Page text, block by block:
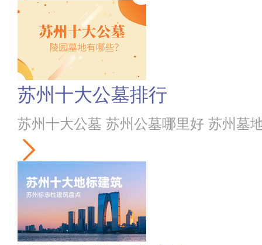
苏州十大公墓排行
苏州十大公墓 苏州公墓哪里好 苏州墓